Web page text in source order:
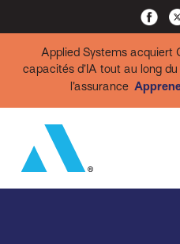
Applied Systems acquiert
capacités d’IA tout au long
l’assurance